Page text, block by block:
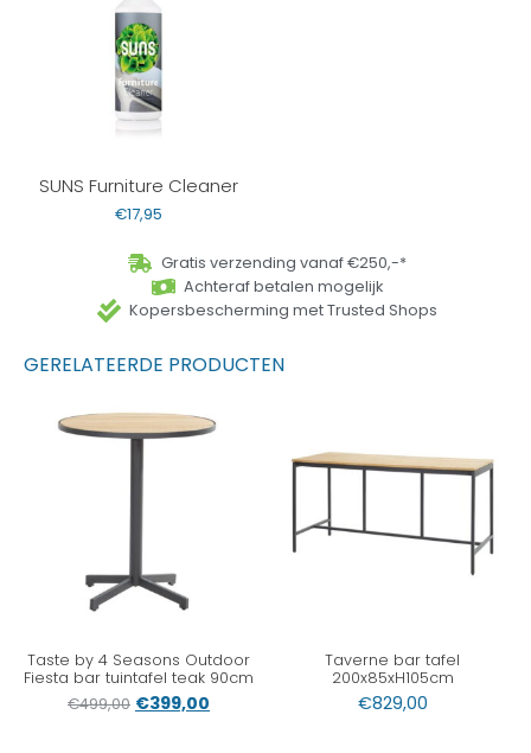
SUNS Furniture Cleaner
€17,95
Gratis verzending vanaf €250,-*
Achteraf betalen mogelijk
Kopersbescherming met Trusted Shops
GERELATEERDE PRODUCTEN
Taste by 4 Seasons Outdoor
Fiesta bar tuintafel teak 90cm
€499,00 €399,00
Taverne bar tafel
200x85xH105cm
€829,00